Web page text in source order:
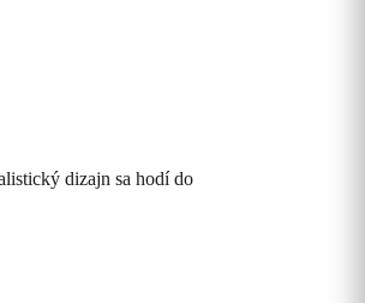
dizajn sa hodí do